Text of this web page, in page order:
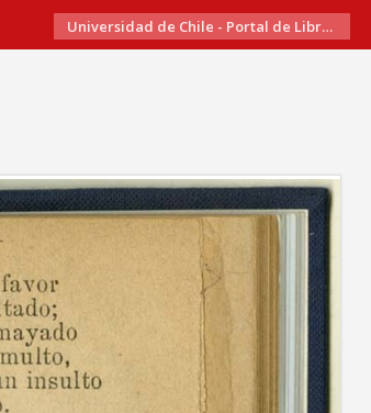
Universidad de Chile - Portal de Libros Electrónicos